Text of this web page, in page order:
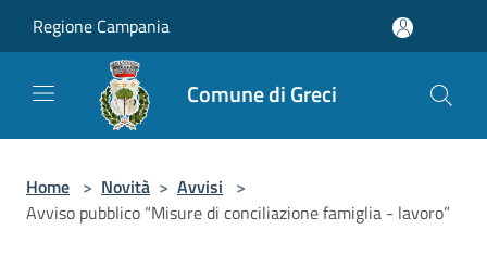
Regione Campania
Comune di Greci
Home > Novità > Avvisi >
Avviso pubblico “Misure di conciliazione famiglia - lavoro”